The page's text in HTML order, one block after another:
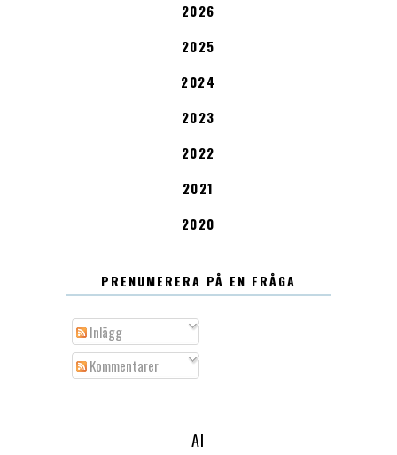
2026
2025
2024
2023
2022
2021
2020
PRENUMERERA PÅ EN FRÅGA
Inlägg
Kommentarer
AI